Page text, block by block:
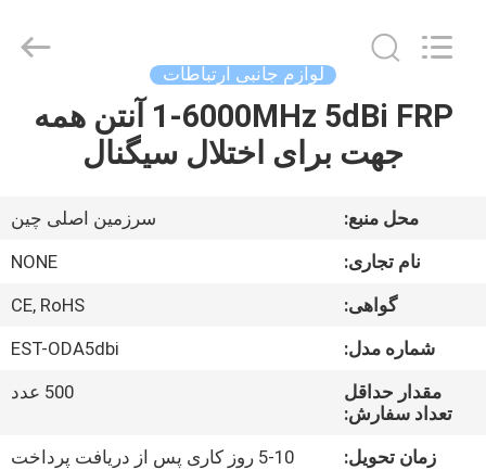
صفحه
محصولات
درباره
ELECTRONICS(HK)
CO.,LTD.
Reserved.
لوازم جانبی ارتباطات
1-6000MHz 5dBi FRP آنتن همه
جهت برای اختلال سیگنال
محل منبع:
سرزمین اصلی چین
نام تجاری:
NONE
گواهی:
CE, RoHS
شماره مدل:
EST-ODA5dbi
مقدار حداقل
تعداد سفارش:
500 عدد
زمان تحویل:
5-10 روز کاری پس از دریافت پرداخت